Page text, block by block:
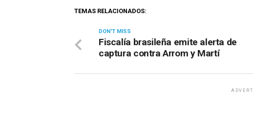
TEMAS RELACIONADOS:
DON'T MISS
Fiscalía brasileña emite alerta de
captura contra Arrom y Martí